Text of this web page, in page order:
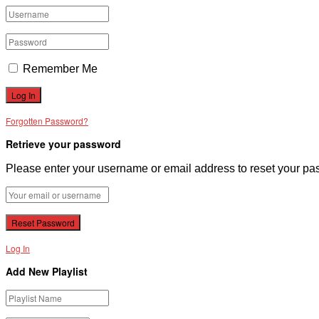
Remember Me
Forgotten Password?
Retrieve your password
Please enter your username or email address to reset your
Log In
Add New Playlist